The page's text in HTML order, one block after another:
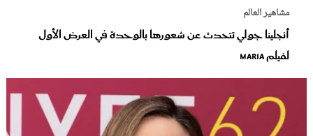
مشاهير العالم
أنجلينا جولي تتحدث عن شعورها بالوحدة في العرض الأول
لفيلم Maria